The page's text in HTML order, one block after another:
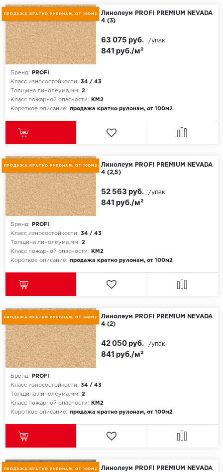
ПРОДАЖА КРАТНО РУЛОНАМ, ОТ 100М2
Линолеум PROFI PREMIUM NEVADA
4 (3)
Бренд:
PROFI
Класс износостойкости: 34 / 43
Толщина линолеума,мм: 2
Класс пожарной опасности:
КМ2
Короткое описание: продажа кратно рулонам, от 100м2
841 руб./м²
63 075 руб. /упак.
ПРОДАЖА КРАТНО РУЛОНАМ, ОТ 100М2
Линолеум PROFI PREMIUM NEVADA
4 (2,5)
Бренд:
PROFI
Класс износостойкости: 34 / 43
Толщина линолеума,мм: 2
Класс пожарной опасности:
КМ2
Короткое описание: продажа кратно рулонам, от 100м2
841 руб./м²
52 563 руб. /упак.
ПРОДАЖА КРАТНО РУЛОНАМ, ОТ 100М2
Линолеум PROFI PREMIUM NEVADA
4 (2)
Бренд:
PROFI
Класс износостойкости: 34 / 43
Толщина линолеума,мм: 2
Класс пожарной опасности:
КМ2
Короткое описание: продажа кратно рулонам, от 100м2
841 руб./м²
42 050 руб. /упак.
ПРОДАЖА КРАТНО РУЛОНАМ, ОТ 100М2
Линолеум PROFI PREMIUM NEVADA